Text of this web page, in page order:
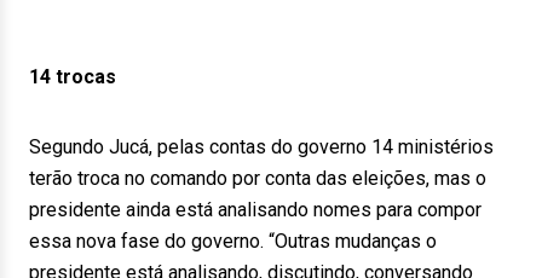
14 trocas
Segundo Jucá, pelas contas do governo 14 ministérios
terão troca no comando por conta das eleições, mas o
presidente ainda está analisando nomes para compor
essa nova fase do governo. “Outras mudanças o
presidente está analisando, discutindo, conversando